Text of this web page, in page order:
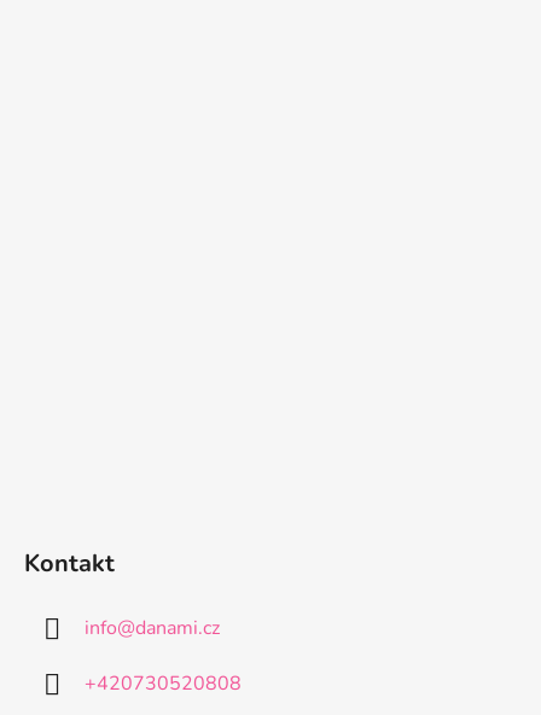
Kontakt
info@danami.cz
+420730520808